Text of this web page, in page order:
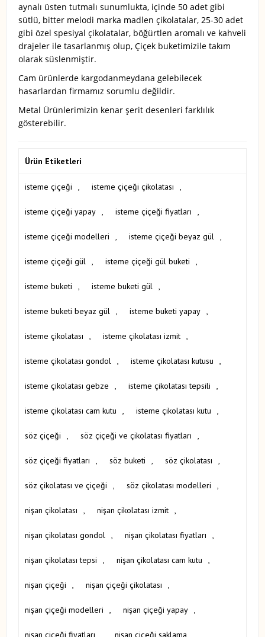
aynalı üsten tutmalı sunumlukta, içinde 50 adet gibi
sütlü, bitter melodi marka madlen çikolatalar, 25-30 adet
gibi özel spesiyal çikolatalar, böğürtlen aromalı ve kahveli
drajeler ile tasarlanmış olup, Çiçek buketimizile takım
olarak süslenmiştir.
Cam ürünlerde kargodanmeydana gelebilecek
hasarlardan firmamız sorumlu değildir.
Metal Ürünlerimizin kenar şerit desenleri farklılık
gösterebilir.
Ürün Etiketleri
isteme çiçeği , isteme çiçeği çikolatası ,
isteme çiçeği yapay , isteme çiçeği fiyatları ,
isteme çiçeği modelleri , isteme çiçeği beyaz gül ,
isteme çiçeği gül , isteme çiçeği gül buketi ,
isteme buketi , isteme buketi gül ,
isteme buketi beyaz gül , isteme buketi yapay ,
isteme çikolatası , isteme çikolatası izmit ,
isteme çikolatası gondol , isteme çikolatası kutusu ,
isteme çikolatası gebze , isteme çikolatası tepsili ,
isteme çikolatası cam kutu , isteme çikolatası kutu ,
söz çiçeği , söz çiçeği ve çikolatası fiyatları ,
söz çiçeği fiyatları , söz buketi , söz çikolatası ,
söz çikolatası ve çiçeği , söz çikolatası modelleri ,
nişan çikolatası , nişan çikolatası izmit ,
nişan çikolatası gondol , nişan çikolatası fiyatları ,
nişan çikolatası tepsi , nişan çikolatası cam kutu ,
nişan çiçeği , nişan çiçeği çikolatası ,
nişan çiçeği modelleri , nişan çiçeği yapay ,
nişan çiçeği fiyatları , nişan çiçeği saklama ,